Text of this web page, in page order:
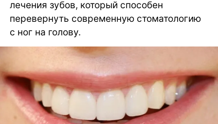
лечения зубов, который способен
перевернуть современную стоматологию
с ног на голову.